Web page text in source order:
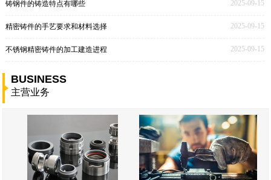
2025-09-15
铸钢件的铸造特点有哪些
2025-09-15
精密铸件的手艺要求和材料选择
2025-09-15
不锈钢精密铸件的加工建造进程
BUSINESS
主营业务